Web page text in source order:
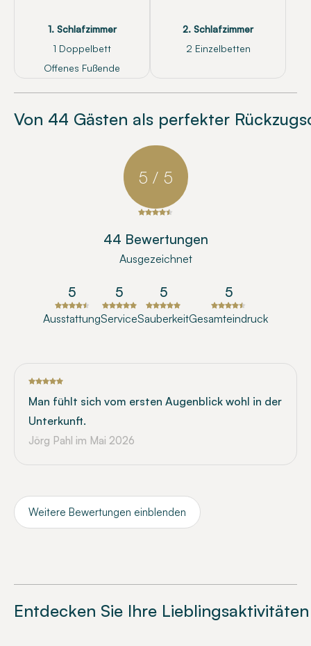
1. Schlafzimmer
1 Doppelbett
Offenes Fußende
2. Schlafzimmer
2 Einzelbetten
Von 44 Gästen als perfekter
5 / 5
Ausgezeichnet
44 Bewertungen
Ausstattung
5
Service
5
Sauberkeit
5
Gesamteindruck
5
Man fühlt sich vom ersten Augenblick wohl in der
Unterkunft.
Jörg Pahl im Mai 2026
Weitere Bewertungen einblenden
Entdecken Sie Ihre Lieblingsaktivitäten